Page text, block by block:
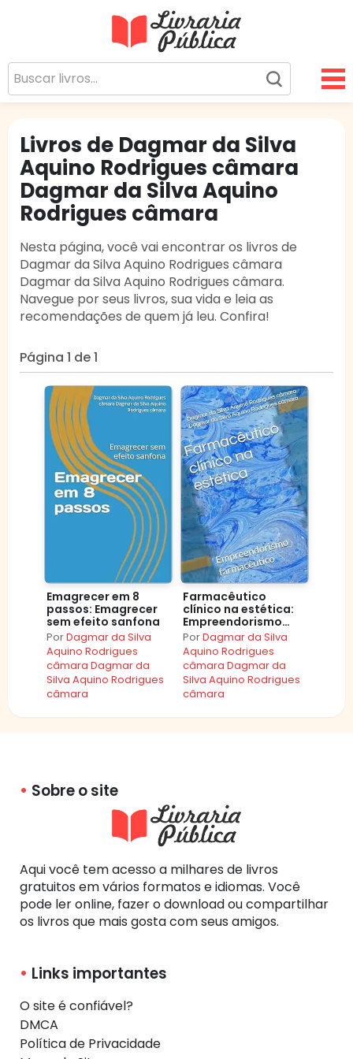
Sua Biblioteca Virtual Gratuita
Livros de Dagmar da Silva
Aquino Rodrigues câmara
Dagmar da Silva Aquino
Rodrigues câmara
Nesta página, você vai encontrar os livros de
Dagmar da Silva Aquino Rodrigues câmara
Dagmar da Silva Aquino Rodrigues câmara.
Navegue por seus livros, sua vida e leia as
recomendações de quem já leu. Confira!
Página 1 de 1
Emagrecer em 8
passos: Emagrecer
sem efeito sanfona
PorDagmar da Silva
Aquino Rodrigues
câmara Dagmar da
Silva Aquino Rodrigues
câmara
Farmacêutico
clínico na estética:
Empreendorismo
farmacêutico
PorDagmar da Silva
Aquino Rodrigues
câmara Dagmar da
Silva Aquino Rodrigues
câmara
Sobre o site
Aqui você tem acesso a milhares de livros
gratuitos em vários formatos e idiomas. Você
pode ler online, fazer o download ou compartilhar
os livros que mais gosta com seus amigos.
Links importantes
O site é confiável?
DMCA
Política de Privacidade